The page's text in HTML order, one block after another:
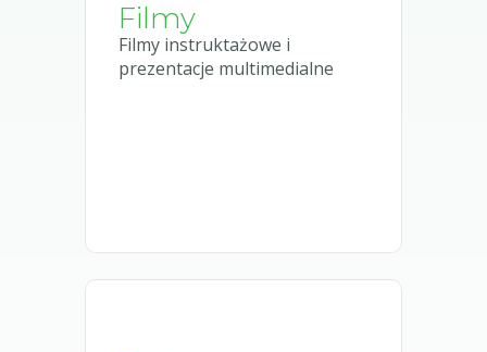
Filmy
Filmy instruktażowe i
prezentacje multimedialne